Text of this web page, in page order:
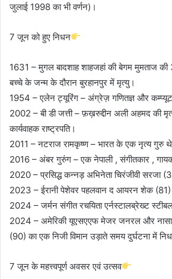
जुलाई 1998 का भी वर्णन)।
7 जून को हुए निधन
1631 – मुगल बादशाह शाहजहां की बेगम मुमताज की
बच्चे के जन्म के दौरान बुरहानपुर में मृत्यु।
1954 – एलेन ट्यूरिंग – अंग्रेज़ गणितज्ञ और
2002 – बी डी जत्ती – फ़ख़रुद्दीन अली अहमद की
कार्यवाहक राष्ट्रपति।
2011 – नटराज रामकृष्ण – भारत के एक नृत्य गुरु
2016 – अंबर गुरुंग – एक नेपाली , संगीतकार ,
2020 – प्रसिद्ध कन्नड़ अभिनेता चिरंजीवी सरजा
2023 – ईरानी पेशेवर पहलवान द आयरन शेक
2024 – जर्मन संगीत रचयिता एर्नस्टालब्रेख्ट
2024 – अमेरिकी यूएसएएफ मेजर जनरल और नासा
(90) का एक निजी विमान उड़ाते समय दुर्घटना में
7 जून के महत्त्वपूर्ण अवसर एवं उत्सव